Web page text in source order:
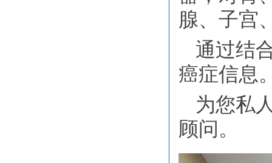
腺、子宫
通过结
癌症信息
为您私
顾问。